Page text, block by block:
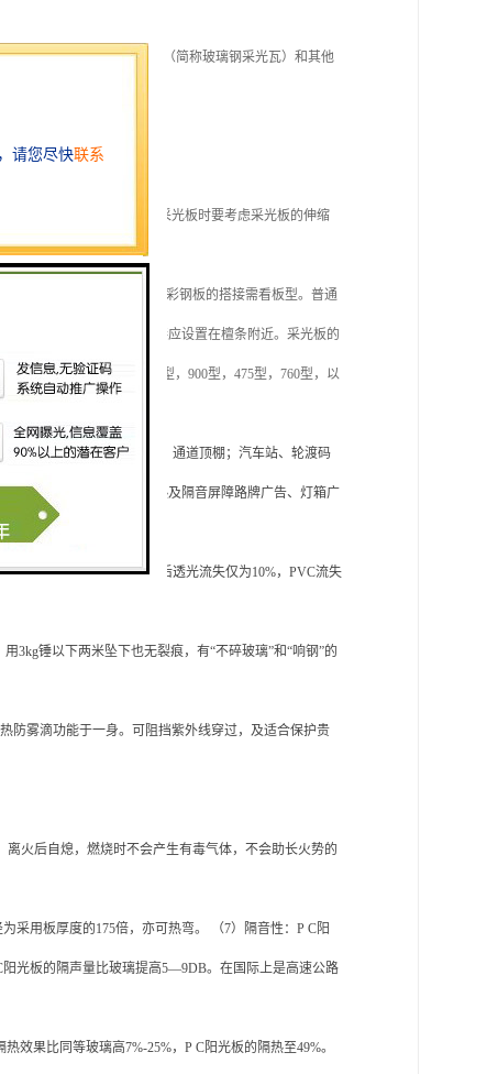
玻璃纤维增强聚脂采光板（简称玻璃钢采光瓦）和其他
位置一般设置在跨中。
钉处应开较大孔。在安装采光板时要考虑采光板的伸缩
，横向搭胶不需收边，纵向彩钢板的搭接需看板型。普通
。采光板纵向长度方向搭接应设置在檀条附近。采光板的
型，820型，980型，950型，900型，475型，760型，以
航空港等待厅及过街天桥、通道顶棚；汽车站、轮渡码
潢及休息廊厅；透光隔热及隔音屏障路牌广告、灯箱广
，雾化，透光不佳，十年后透光流失仅为10%，PVC流失
3kg锤以下两米坠下也无裂痕，有“不碎玻璃”和“响钢”的
防雾滴功能于一身。可阻挡紫外线穿过，及适合保护贵
火后自熄，燃烧时不会产生有毒气体，不会助长火势的
采用板厚度的175倍，亦可热弯。 （7）隔音性：P C阳
光板的隔声量比玻璃提高5—9DB。在国际上是高速公路
效果比同等玻璃高7%-25%，P C阳光板的隔热至49%。